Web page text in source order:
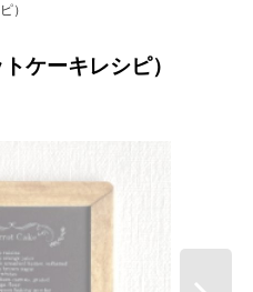
）
ケーキレシピ）